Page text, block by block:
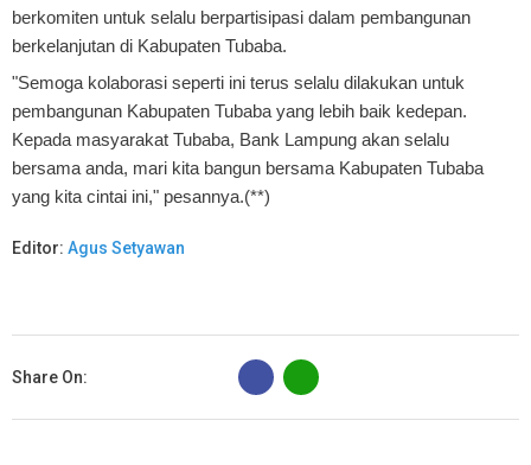
berkomiten untuk selalu berpartisipasi dalam pembangunan
berkelanjutan di Kabupaten Tubaba.
"Semoga kolaborasi seperti ini terus selalu dilakukan untuk
pembangunan Kabupaten Tubaba yang lebih baik kedepan.
Kepada masyarakat Tubaba, Bank Lampung akan selalu
bersama anda, mari kita bangun bersama Kabupaten Tubaba
yang kita cintai ini," pesannya.(**)
Editor: Agus Setyawan
Share On:
B